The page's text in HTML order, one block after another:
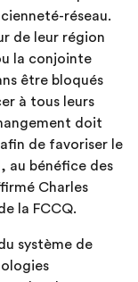
réseau.
de leur région
la conjointe
être bloqués
à tous leurs
doit
de favoriser le
au bénéfice des
Charles
la FCCQ.
système de